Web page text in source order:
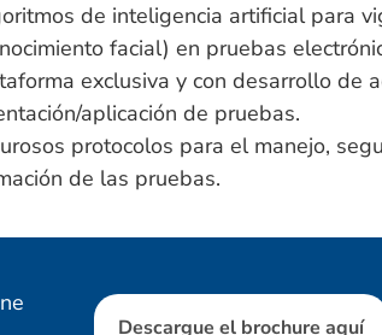
de inteligencia artificial para
facial) en pruebas
exclusiva y con desarrollo de
aplicación de pruebas.
protocolos para el manejo,
de las pruebas.
Descargue el brochure aquí